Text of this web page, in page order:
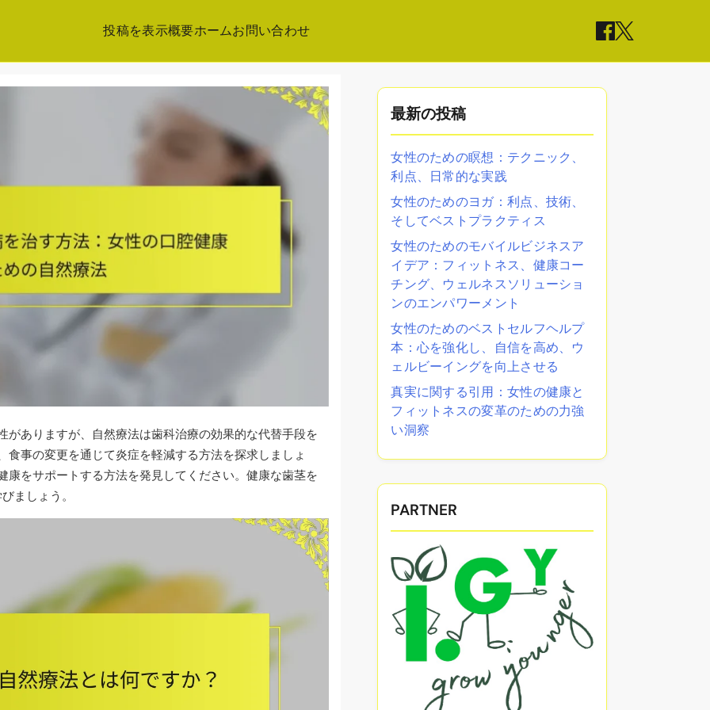
投稿を表示概要ホームお問い合わせ
ありますが、自然療法は歯科治療の効果的な代替手段を
事の変更を通じて炎症を軽減する方法を探求しましょ
をサポートする方法を発見してください。健康な歯茎を
ましょう。
最新の投稿
女性のための瞑想：テクニック、
利点、日常的な実践
女性のためのヨガ：利点、技術、
そしてベストプラクティス
女性のためのモバイルビジネスア
イデア：フィットネス、健康コー
チング、ウェルネスソリューショ
ンのエンパワーメント
女性のためのベストセルフヘルプ
本：心を強化し、自信を高め、ウ
ェルビーイングを向上させる
真実に関する引用：女性の健康と
フィットネスの変革のための力強
い洞察
PARTNER